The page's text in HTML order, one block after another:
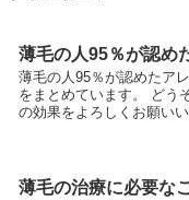
薄毛の人95％が認め
薄毛の人95％が認めたア
をまとめています。 どう
の効果をよろしくお願い
薄毛の治療に必要な